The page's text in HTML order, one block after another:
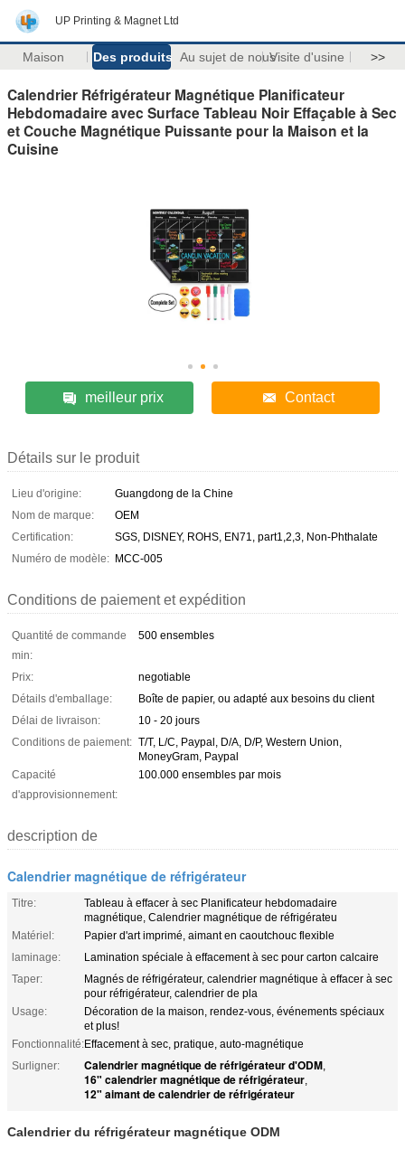
UP Printing & Magnet Ltd
Maison Des produits Au sujet de nousVisite d'usine >>
Calendrier Réfrigérateur Magnétique Planificateur
Hebdomadaire avec Surface Tableau Noir Effaçable à Sec
et Couche Magnétique Puissante pour la Maison et la
Cuisine
meilleur prix Contact
Détails sur le produit
Lieu d'origine:
Guangdong de la Chine
Nom de marque:
OEM
Certification:
SGS, DISNEY, ROHS, EN71, part1,2,3, Non-Phthalate
Numéro de modèle: MCC-005
Conditions de paiement et expédition
Quantité de commande
min:
500 ensembles
Prix:
negotiable
Détails d'emballage:
Boîte de papier, ou adapté aux besoins du client
Délai de livraison:
10 - 20 jours
Conditions de paiement: T/T, L/C, Paypal, D/A, D/P, Western Union,
MoneyGram, Paypal
Capacité
d'approvisionnement:
100.000 ensembles par mois
description de
Calendrier magnétique de réfrigérateur
Titre:
Tableau à effacer à sec Planificateur hebdomadaire
magnétique, Calendrier magnétique de réfrigérateu
Matériel:
Papier d'art imprimé, aimant en caoutchouc flexible
laminage:
Lamination spéciale à effacement à sec pour carton calcaire
Taper:
Magnés de réfrigérateur, calendrier magnétique à effacer à sec
pour réfrigérateur, calendrier de pla
Usage:
Décoration de la maison, rendez-vous, événements spéciaux
et plus!
Fonctionnalité:Effacement à sec, pratique, auto-magnétique
Surligner:
Calendrier magnétique de réfrigérateur d'ODM,
16" calendrier magnétique de réfrigérateur,
12" aimant de calendrier de réfrigérateur
Calendrier du réfrigérateur magnétique ODM